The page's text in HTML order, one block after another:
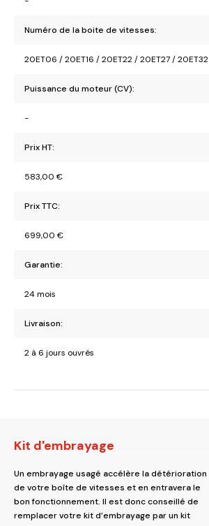
Numéro de la boite de vitesses:
20ET06 / 20ET16 / 20ET22 / 20ET27 / 20ET32
Puissance du moteur (CV):
-
Prix HT:
583,00 €
Prix TTC:
699,00 €
Garantie:
24 mois
Livraison:
2 à 6 jours ouvrés
Kit d'embrayage
Un embrayage usagé accélère la détérioration
de votre boîte de vitesses et en entravera le
bon fonctionnement. Il est donc conseillé de
remplacer votre kit d’embrayage par un kit